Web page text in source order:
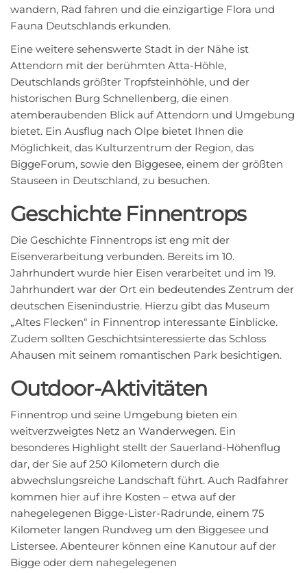
wandern, Rad fahren und die einzigartige Flora und
Fauna Deutschlands erkunden.
Eine weitere sehenswerte Stadt in der Nähe ist
Attendorn mit der berühmten Atta-Höhle,
Deutschlands größter Tropfsteinhöhle, und der
historischen Burg Schnellenberg, die einen
atemberaubenden Blick auf Attendorn und Umgebung
bietet. Ein Ausflug nach Olpe bietet Ihnen die
Möglichkeit, das Kulturzentrum der Region, das
BiggeForum, sowie den Biggesee, einem der größten
Stauseen in Deutschland, zu besuchen.
Geschichte Finnentrops
Die Geschichte Finnentrops ist eng mit der
Eisenverarbeitung verbunden. Bereits im 10.
Jahrhundert wurde hier Eisen verarbeitet und im 19.
Jahrhundert war der Ort ein bedeutendes Zentrum der
deutschen Eisenindustrie. Hierzu gibt das Museum
„Altes Flecken“ in Finnentrop interessante Einblicke.
Zudem sollten Geschichtsinteressierte das Schloss
Ahausen mit seinem romantischen Park besichtigen.
Outdoor-Aktivitäten
Finnentrop und seine Umgebung bieten ein
weitverzweigtes Netz an Wanderwegen. Ein
besonderes Highlight stellt der Sauerland-Höhenflug
dar, der Sie auf 250 Kilometern durch die
abwechslungsreiche Landschaft führt. Auch Radfahrer
kommen hier auf ihre Kosten – etwa auf der
nahegelegenen Bigge-Lister-Radrunde, einem 75
Kilometer langen Rundweg um den Biggesee und
Listersee. Abenteurer können eine Kanutour auf der
Bigge oder dem nahegelegenen